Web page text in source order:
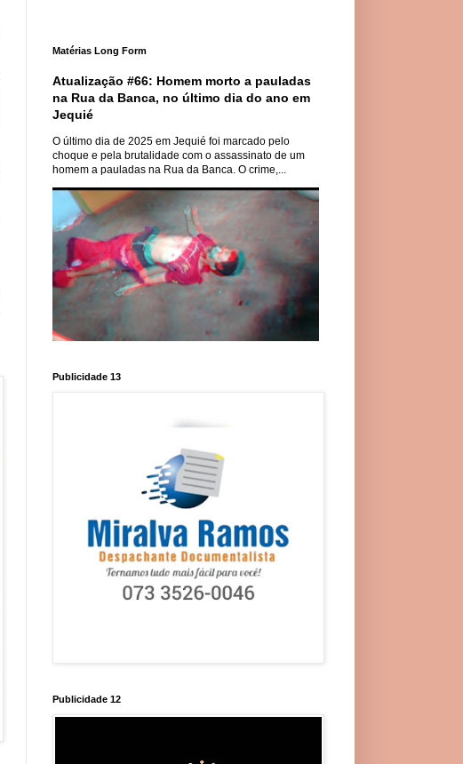
Matérias Long Form
Atualização #66: Homem morto a pauladas
na Rua da Banca, no último dia do ano em
Jequié
O último dia de 2025 em Jequié foi marcado pelo
choque e pela brutalidade com o assassinato de um
homem a pauladas na Rua da Banca. O crime,...
Publicidade 13
Publicidade 12